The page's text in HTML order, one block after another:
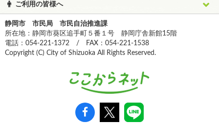
ご利用の皆様へ
静岡市 市民局 市民自治推進課
所在地：静岡市葵区追手町５番１号 静岡庁舎新館15階
電話：054-221-1372 / FAX：054-221-1538
Copyright (C) City of Shizuoka All Rights Reserved.